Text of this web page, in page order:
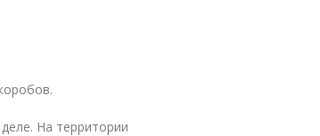
На территории